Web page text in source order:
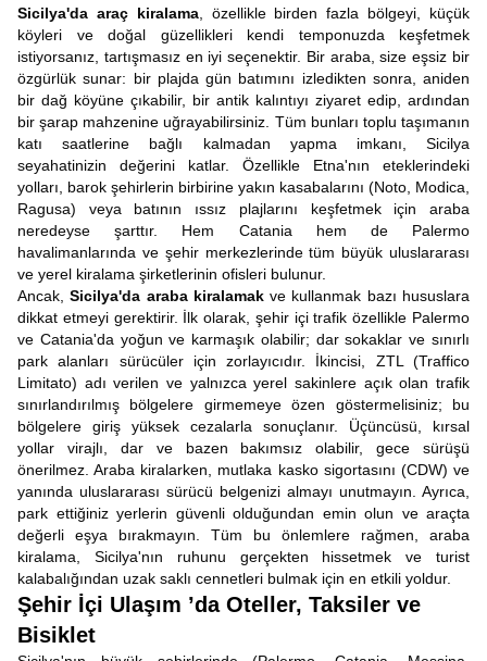
Sicilya'da araç kiralama, özellikle birden fazla bölgeyi, küçük
köyleri ve doğal güzellikleri kendi temponuzda keşfetmek
istiyorsanız, tartışmasız en iyi seçenektir. Bir araba, size eşsiz bir
özgürlük sunar: bir plajda gün batımını izledikten sonra, aniden
bir dağ köyüne çıkabilir, bir antik kalıntıyı ziyaret edip, ardından
bir şarap mahzenine uğrayabilirsiniz. Tüm bunları toplu taşımanın
katı saatlerine bağlı kalmadan yapma imkanı, Sicilya
seyahatinizin değerini katlar. Özellikle Etna'nın eteklerindeki
yolları, barok şehirlerin birbirine yakın kasabalarını (Noto, Modica,
Ragusa) veya batının ıssız plajlarını keşfetmek için araba
neredeyse şarttır. Hem Catania hem de Palermo
havalimanlarında ve şehir merkezlerinde tüm büyük uluslararası
ve yerel kiralama şirketlerinin ofisleri bulunur.
Ancak,Sicilya'da araba kiralamakve kullanmak bazı hususlara
dikkat etmeyi gerektirir. İlk olarak, şehir içi trafik özellikle Palermo
ve Catania'da yoğun ve karmaşık olabilir; dar sokaklar ve sınırlı
park alanları sürücüler için zorlayıcıdır. İkincisi, ZTL (Traffico
Limitato) adı verilen ve yalnızca yerel sakinlere açık olan trafik
sınırlandırılmış bölgelere girmemeye özen göstermelisiniz; bu
bölgelere giriş yüksek cezalarla sonuçlanır. Üçüncüsü, kırsal
yollar virajlı, dar ve bazen bakımsız olabilir, gece sürüşü
önerilmez. Araba kiralarken, mutlaka kasko sigortasını (CDW) ve
yanında uluslararası sürücü belgenizi almayı unutmayın. Ayrıca,
park ettiğiniz yerlerin güvenli olduğundan emin olun ve araçta
değerli eşya bırakmayın. Tüm bu önlemlere rağmen, araba
kiralama, Sicilya'nın ruhunu gerçekten hissetmek ve turist
kalabalığından uzak saklı cennetleri bulmak için en etkili yoldur.
Şehir İçi Ulaşım ’da Oteller, Taksiler ve
Bisiklet